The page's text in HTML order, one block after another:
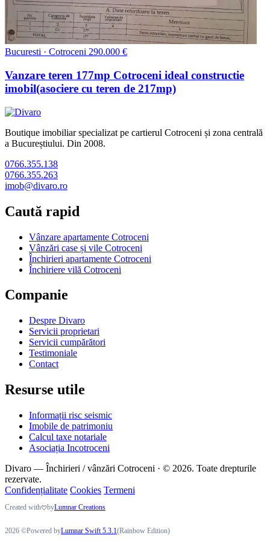
Bucuresti · Cotroceni 290.000 €
Vanzare teren 177mp Cotroceni ideal constructie
imobil(asociere cu teren de 217mp)
Boutique imobiliar specializat pe cartierul Cotroceni și zona centrală
a Bucureștiului. Din 2008.
0766.355.138
0766.355.263
imob@divaro.ro
Caută rapid
Vânzare apartamente Cotroceni
Vânzări case și vile Cotroceni
Închirieri apartamente Cotroceni
Închiriere vilă Cotroceni
Companie
Despre Divaro
Servicii proprietari
Servicii cumpărători
Testimoniale
Contact
Resurse utile
Informații risc seismic
Imobile de patrimoniu
Calcul taxe notariale
Asociația Incotroceni
Divaro — Închirieri / vânzări Cotroceni · © 2026. Toate drepturile
rezervate.
Confidențialitate Cookies Termeni
Created with byLumnar Creations
2026 ©Powered byLumnar Swift 5.3.1(Rainbow Edition)